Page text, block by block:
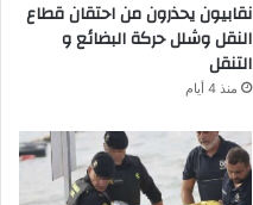
نقابيون يحذرون من احتقان قطاع
النقل وشلل حركة البضائع و
التنقل
منذ 4 أيام